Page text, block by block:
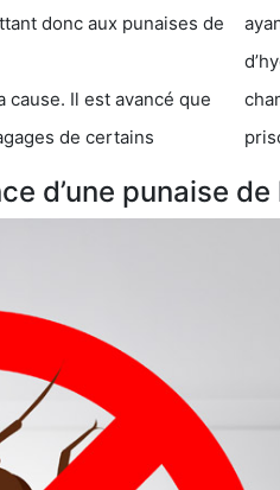
de
avancé que
d’une punaise de